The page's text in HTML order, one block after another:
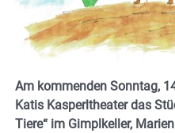
Am kommenden Sonntag,
Katis Kasperltheater das
Tiere“ im Gimplkeller,